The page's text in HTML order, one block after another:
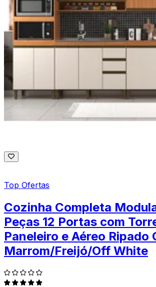
Top Ofertas
Cozinha Completa
Peças 12 Portas com
Paneleiro e Aéreo Ripado
Marrom/Freijó/Off White